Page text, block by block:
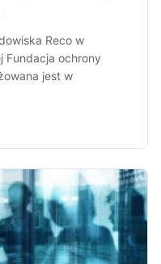
Reco w
Fundacja ochrony
jest w